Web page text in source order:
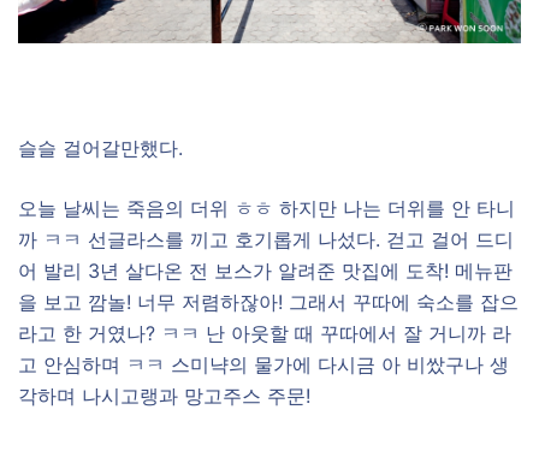
슬슬 걸어갈만했다.
오늘 날씨는 죽음의 더위 ㅎㅎ 하지만 나는 더위를 안 타니
까 ㅋㅋ 선글라스를 끼고 호기롭게 나섰다. 걷고 걸어 드디
어 발리 3년 살다온 전 보스가 알려준 맛집에 도착! 메뉴판
을 보고 깜놀! 너무 저렴하잖아! 그래서 꾸따에 숙소를 잡으
라고 한 거였나? ㅋㅋ 난 아웃할 때 꾸따에서 잘 거니까 라
고 안심하며 ㅋㅋ 스미냑의 물가에 다시금 아 비쌌구나 생
각하며 나시고랭과 망고주스 주문!